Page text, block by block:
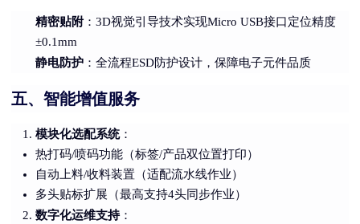
精密贴附：3D视觉引导技术实现Micro USB接口定位精度
±0.1mm
静电防护 ：全流程ESD防护设计，保障电子元件品质
五、智能增值服务
模块化选配系统：
热打码/喷码功能（标签/产品双位置打印）
自动上料/收料装置（适配流水线作业）
多头贴标扩展（最高支持4头同步作业）
数字化运维支持：